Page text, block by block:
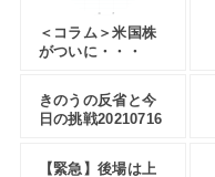
＜コラム＞米国株
がついに・・・
きのうの反省と今
日の挑戦20210716
【緊急】後場は上